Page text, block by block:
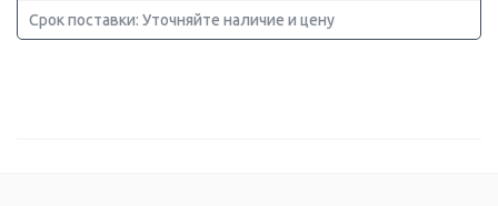
Срок поставки: Уточняйте наличие и цену